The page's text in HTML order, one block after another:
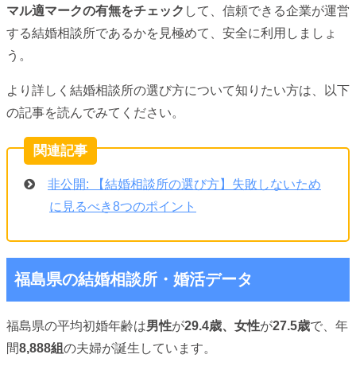
マル適マークの有無をチェック して、信頼できる企業が運営
する結婚相談所であるかを見極めて、安全に利用しましょ
う。
より詳しく結婚相談所の選び方について知りたい方は、以下
の記事を読んでみてください。
非公開: 【結婚相談所の選び方】失敗しないため
に見るべき8つのポイント
福島県の結婚相談所・婚活データ
福島県の平均初婚年齢は男性が29.4歳、女性が27.5歳で、年
間8,888組の夫婦が誕生しています。